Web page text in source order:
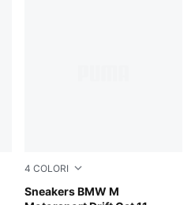
4 COLORI
Sneakers BMW M
PUMA Black-PUMA White